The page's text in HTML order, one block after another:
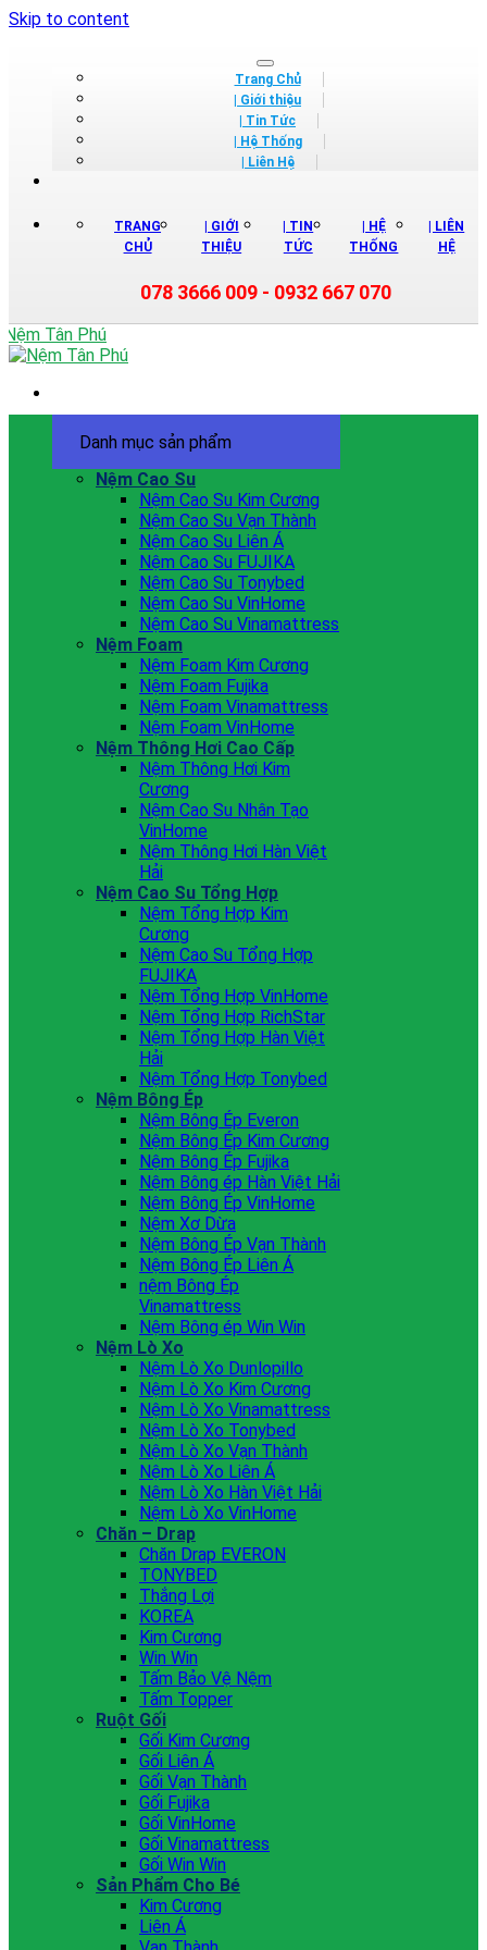
Skip to content
Trang Chủ
| Giới thiệu
| Tin Tức
| Hệ Thống
| Liên Hệ
TRANG
CHỦ
| GIỚI
THIỆU
| TIN
TỨC
| HỆ
THỐNG
| LIÊN
HỆ
078 3666 009 - 0932 667 070
Danh mục sản phẩm
Nệm Cao Su
Nệm Cao Su Kim Cương
Nệm Cao Su Vạn Thành
Nệm Cao Su Liên Á
Nệm Cao Su FUJIKA
Nệm Cao Su Tonybed
Nệm Cao Su VinHome
Nệm Cao Su Vinamattress
Nệm Foam
Nệm Foam Kim Cương
Nệm Foam Fujika
Nệm Foam Vinamattress
Nệm Foam VinHome
Nệm Thông Hơi Cao Cấp
Nệm Thông Hơi Kim
Cương
Nệm Cao Su Nhân Tạo
VinHome
Nệm Thông Hơi Hàn Việt
Hải
Nệm Cao Su Tổng Hợp
Nệm Tổng Hợp Kim
Cương
Nệm Cao Su Tổng Hợp
FUJIKA
Nệm Tổng Hợp VinHome
Nệm Tổng Hợp RichStar
Nệm Tổng Hợp Hàn Việt
Hải
Nệm Tổng Hợp Tonybed
Nệm Bông Ép
Nệm Bông Ép Everon
Nệm Bông Ép Kim Cương
Nệm Bông Ép Fujika
Nệm Bông ép Hàn Việt Hải
Nệm Bông Ép VinHome
Nệm Xơ Dừa
Nệm Bông Ép Vạn Thành
Nệm Bông Ép Liên Á
nệm Bông Ép
Vinamattress
Nệm Bông ép Win Win
Nệm Lò Xo
Nệm Lò Xo Dunlopillo
Nệm Lò Xo Kim Cương
Nệm Lò Xo Vinamattress
Nệm Lò Xo Tonybed
Nệm Lò Xo Vạn Thành
Nệm Lò Xo Liên Á
Nệm Lò Xo Hàn Việt Hải
Nệm Lò Xo VinHome
Chăn – Drap
Chăn Drap EVERON
TONYBED
Thắng Lợi
KOREA
Kim Cương
Win Win
Tấm Bảo Vệ Nệm
Tấm Topper
Ruột Gối
Gối Kim Cương
Gối Liên Á
Gối Vạn Thành
Gối Fujika
Gối VinHome
Gối Vinamattress
Gối Win Win
Sản Phẩm Cho Bé
Kim Cương
Liên Á